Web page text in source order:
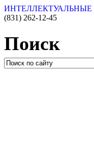
(831) 262-12-45
Поиск